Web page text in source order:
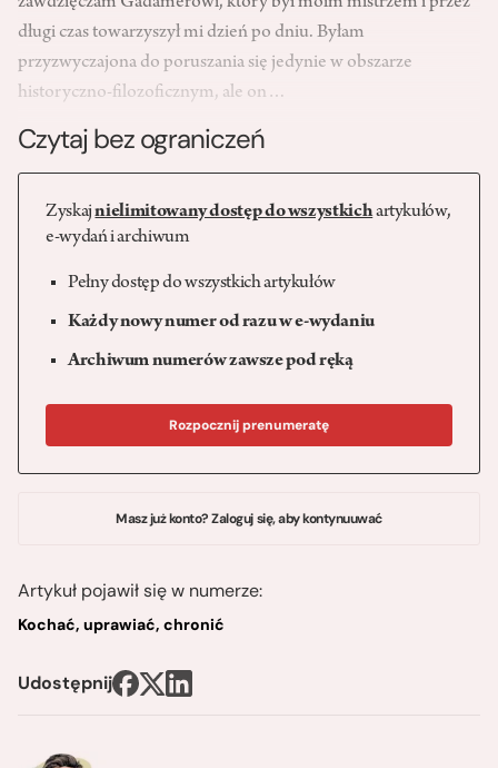
długi czas towarzyszył mi dzień po dniu. Byłam
przyzwyczajona do poruszania się jedynie w obszarze
historyczno-filozoficznym, ale on…
Czytaj bez ograniczeń
Zyskajnielimitowany dostęp do wszystkichartykułów,
e-wydań i archiwum
Pełny dostęp do wszystkich artykułów
Każdy nowy numer od razu w e-wydaniu
Archiwum numerów zawsze pod ręką
Rozpocznij prenumeratę
Masz już konto? Zaloguj się, aby kontynuuwać
Artykuł pojawił się w numerze:
Kochać, uprawiać, chronić
Udostępnij